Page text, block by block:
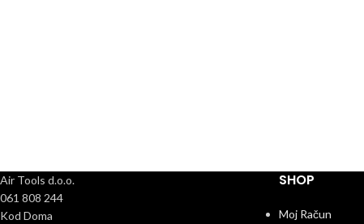
Air Tools d.o.o.
061 808 244
Kod Doma
SHOP
Moj Račun